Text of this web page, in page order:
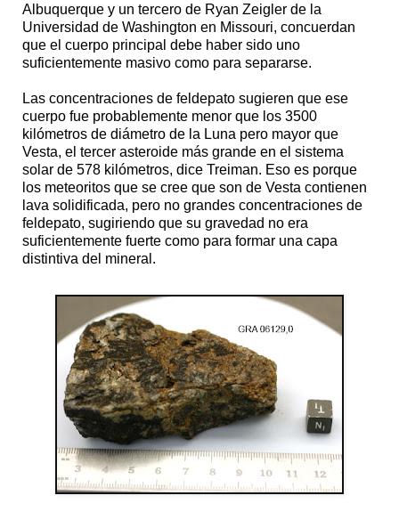
Albuquerque y un tercero de Ryan Zeigler de la
Universidad de Washington en Missouri, concuerdan
que el cuerpo principal debe haber sido uno
suficientemente masivo como para separarse.
Las concentraciones de feldepato sugieren que ese
cuerpo fue probablemente menor que los 3500
kilómetros de diámetro de la Luna pero mayor que
Vesta, el tercer asteroide más grande en el sistema
solar de 578 kilómetros, dice Treiman. Eso es porque
los meteoritos que se cree que son de Vesta contienen
lava solidificada, pero no grandes concentraciones de
feldepato, sugiriendo que su gravedad no era
suficientemente fuerte como para formar una capa
distintiva del mineral.